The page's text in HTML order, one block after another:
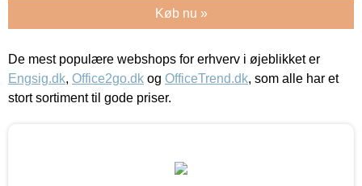
Køb nu »
De mest populære webshops for erhverv i øjeblikket er
Engsig.dk, Office2go.dk og OfficeTrend.dk, som alle har et
stort sortiment til gode priser.